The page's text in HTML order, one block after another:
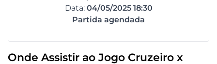
Data: 04/05/2025 18:30
Partida agendada
Onde Assistir ao Jogo Cruzeiro x